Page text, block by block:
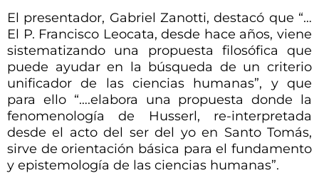
El presentador, Gabriel Zanotti, destacó que “…
El P. Francisco Leocata, desde hace años, viene
sistematizando una propuesta filosófica que
puede ayudar en la búsqueda de un criterio
unificador de las ciencias humanas”, y que
para ello “….elabora una propuesta donde la
fenomenología de Husserl, re-interpretada
desde el acto del ser del yo en Santo Tomás,
sirve de orientación básica para el fundamento
y epistemología de las ciencias humanas”.